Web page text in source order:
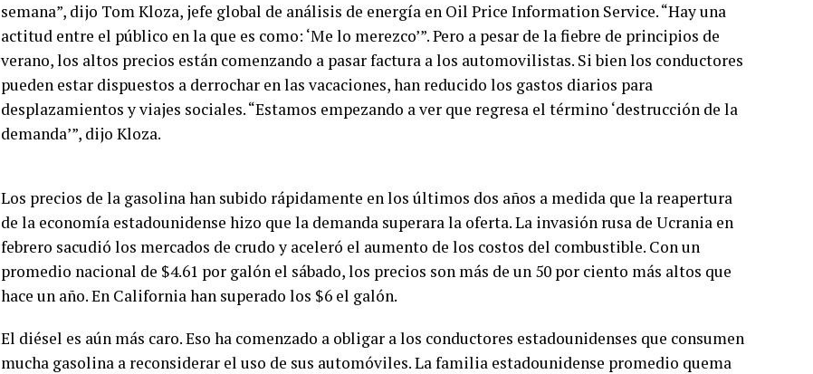
semana”, dijo Tom Kloza, jefe global de análisis de energía en Oil Price Information Service. “Hay una
actitud entre el público en la que es como: ‘Me lo merezco’”. Pero a pesar de la fiebre de principios de
verano, los altos precios están comenzando a pasar factura a los automovilistas. Si bien los conductores
pueden estar dispuestos a derrochar en las vacaciones, han reducido los gastos diarios para
desplazamientos y viajes sociales. “Estamos empezando a ver que regresa el término ‘destrucción de la
demanda’”, dijo Kloza.
Los precios de la gasolina han subido rápidamente en los últimos dos años a medida que la reapertura
de la economía estadounidense hizo que la demanda superara la oferta. La invasión rusa de Ucrania en
febrero sacudió los mercados de crudo y aceleró el aumento de los costos del combustible. Con un
promedio nacional de $4.61 por galón el sábado, los precios son más de un 50 por ciento más altos que
hace un año. En California han superado los $6 el galón.
El diésel es aún más caro. Eso ha comenzado a obligar a los conductores estadounidenses que consumen
mucha gasolina a reconsiderar el uso de sus automóviles. La familia estadounidense promedio quema